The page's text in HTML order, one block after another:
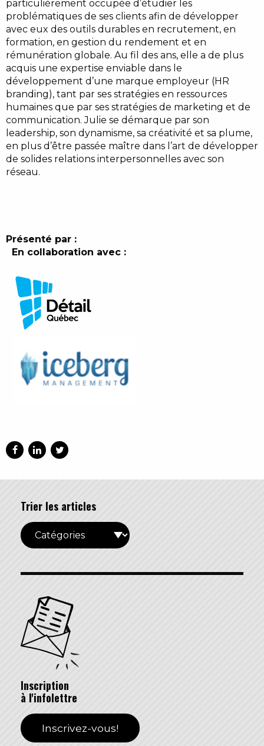
particulièrement occupée d’étudier les
problématiques de ses clients afin de développer
avec eux des outils durables en recrutement, en
formation, en gestion du rendement et en
rémunération globale. Au fil des ans, elle a de plus
acquis une expertise enviable dans le
développement d’une marque employeur (HR
branding), tant par ses stratégies en ressources
humaines que par ses stratégies de marketing et de
communication. Julie se démarque par son
leadership, son dynamisme, sa créativité et sa plume,
en plus d’être passée maître dans l’art de développer
de solides relations interpersonnelles avec son
réseau.
Présenté par :
En collaboration avec :
Trier les articles
Inscription
à l'infolettre
Inscrivez-vous!